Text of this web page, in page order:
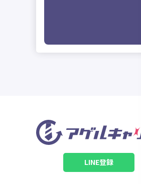
LINE登録